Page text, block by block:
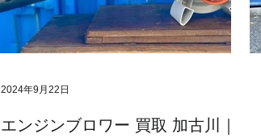
エンジンブロワー 買取 加古川｜
2024年9月22日